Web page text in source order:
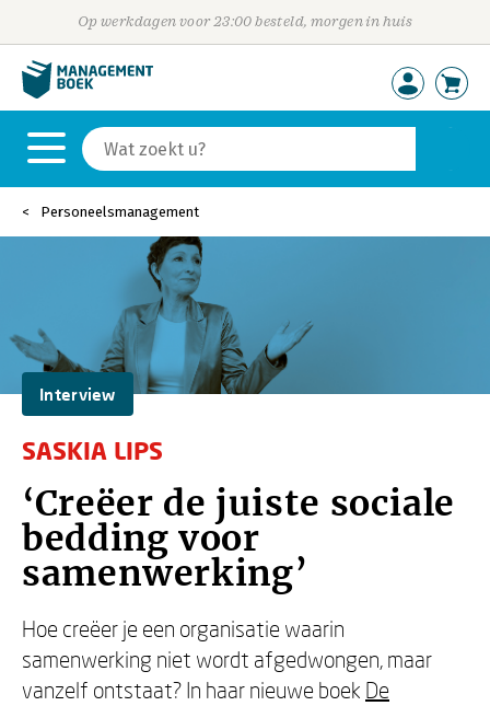
Op werkdagen voor 23:00 besteld, morgen in huis
Personeelsmanagement
Interview
SASKIA LIPS
‘Creëer de juiste sociale
bedding voor
samenwerking’
Hoe creëer je een organisatie waarin
samenwerking niet wordt afgedwongen, maar
vanzelf ontstaat? In haar nieuwe boek De